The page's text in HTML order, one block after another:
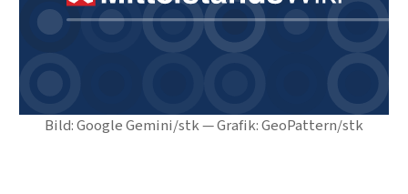
Bild: Google Gemini/stk — Grafik: GeoPattern/stk